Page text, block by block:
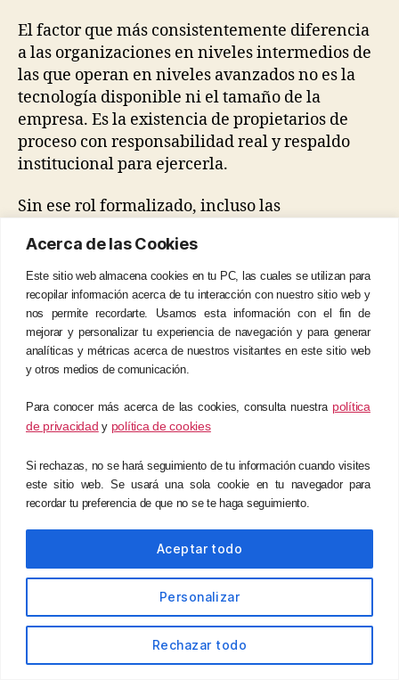
Acerca de las Cookies
Este sitio web almacena cookies en tu PC, las cuales se utilizan para
recopilar información acerca de tu interacción con nuestro sitio web y
nos permite recordarte. Usamos esta información con el fin de
mejorar y personalizar tu experiencia de navegación y para generar
analíticas y métricas acerca de nuestros visitantes en este sitio web
y otros medios de comunicación.
Para conocer más acerca de las cookies, consulta nuestra política
de privacidad y política de cookies
Si rechazas, no se hará seguimiento de tu información cuando visites
este sitio web. Se usará una sola cookie en tu navegador para
recordar tu preferencia de que no se te haga seguimiento.
Personalizar
Rechazar todo
Aceptar todo
El factor que más consistentemente diferencia
a las organizaciones en niveles intermedios de
las que operan en niveles avanzados no es la
tecnología disponible ni el tamaño de la
empresa. Es la existencia de propietarios de
proceso con responsabilidad real y respaldo
institucional para ejercerla.
Sin ese rol formalizado, incluso las
bien diseñados tienden a estancarse: ejecutan
bien en condiciones estables pero tienen
dificultades para adaptarse con rapidez, para
escalar sin perder consistencia y para
demostrar el impacto de sus inversiones en
mejora operativa.
Por qué este rol es difícil de institucionalizar
en empresas peruanas
La razón por la que muchas organizaciones en
Perú no tienen propietarios de proceso
formalizados no es la falta de conocimiento
sobre el concepto. Es la incomodidad
organizacional que implica su implementación.
Los procesos transversales carecen de
propietario, en la mayoría de los casos, porque
formalizarlo exige resolver conflictos de
territorio entre departamentos que